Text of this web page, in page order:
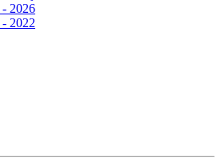
2026
2022